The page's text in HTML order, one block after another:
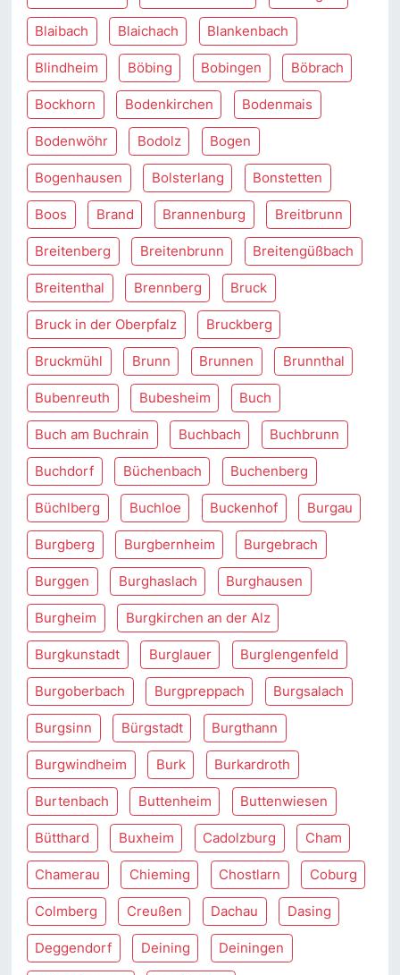
Blaibach Blaichach Blankenbach
Blindheim Böbing Bobingen Böbrach
Bockhorn Bodenkirchen Bodenmais
Bodenwöhr Bodolz Bogen
Bogenhausen Bolsterlang Bonstetten
Boos Brand Brannenburg Breitbrunn
Breitenberg Breitenbrunn Breitengüßbach
Breitenthal Brennberg Bruck
Bruck in der Oberpfalz Bruckberg
Bruckmühl Brunn Brunnen Brunnthal
Bubenreuth Bubesheim Buch
Buch am Buchrain Buchbach Buchbrunn
Buchdorf Büchenbach Buchenberg
Büchlberg Buchloe Buckenhof Burgau
Burgberg Burgbernheim Burgebrach
Burggen Burghaslach Burghausen
Burgheim Burgkirchen an der Alz
Burgkunstadt Burglauer Burglengenfeld
Burgoberbach Burgpreppach Burgsalach
Burgsinn Bürgstadt Burgthann
Burgwindheim Burk Burkardroth
Burtenbach Buttenheim Buttenwiesen
Bütthard Buxheim Cadolzburg Cham
Chamerau Chieming Chostlarn Coburg
Colmberg Creußen Dachau Dasing
Deggendorf Deining Deiningen